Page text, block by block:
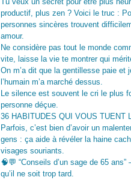
productif, plus zen ? Voici le truc :
personnes sincères trouvent
amour.
Ne considère pas tout le monde
vite, laisse la vie te montrer qui
On m’a dit que la gentillesse paie et
l’humain m’a marché dessus.
Le silence est souvent le cri le plus
personne déçue.
36 HABITUDES QUI VOUS TUENT
Parfois, c’est bien d’avoir un
gens : ça aide à révéler la haine
visages souriants.
🧠💬 “Conseils d’un sage de 65 ans”
qu’il ne soit trop tard.